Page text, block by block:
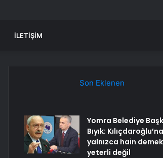
İLETIŞIM
Son Eklenen
Yomra Belediye
Bıyık: Kılıçdaroğlu’na
yalnızca hain demek
yeterli değil